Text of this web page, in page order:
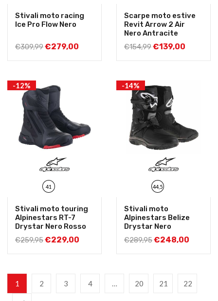
Stivali moto racing
Ice Pro Flow Nero
€309,99€279,00
Scarpe moto estive
Revit Arrow 2 Air
Nero Antracite
€154,99€139,00
-12%
41
Stivali moto touring
Alpinestars RT-7
Drystar Nero Rosso
€259,95€229,00
-14%
44,5
Stivali moto
Alpinestars Belize
Drystar Nero
€289,95€248,00
1 2 3 4 … 20 21 22